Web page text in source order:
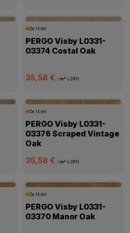
Do 14 dní
PERGO Visby L0331-
03374 Costal Oak
35,58 € / m² s DPH
Do 14 dní
PERGO Visby L0331-
03376 Scraped Vintage
Oak
35,58 € / m² s DPH
Do 14 dní
PERGO Visby L0331-
03370 Manor Oak